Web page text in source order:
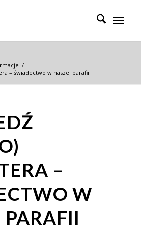
/
– świadectwo w naszej parafii
–
W
PARAFII